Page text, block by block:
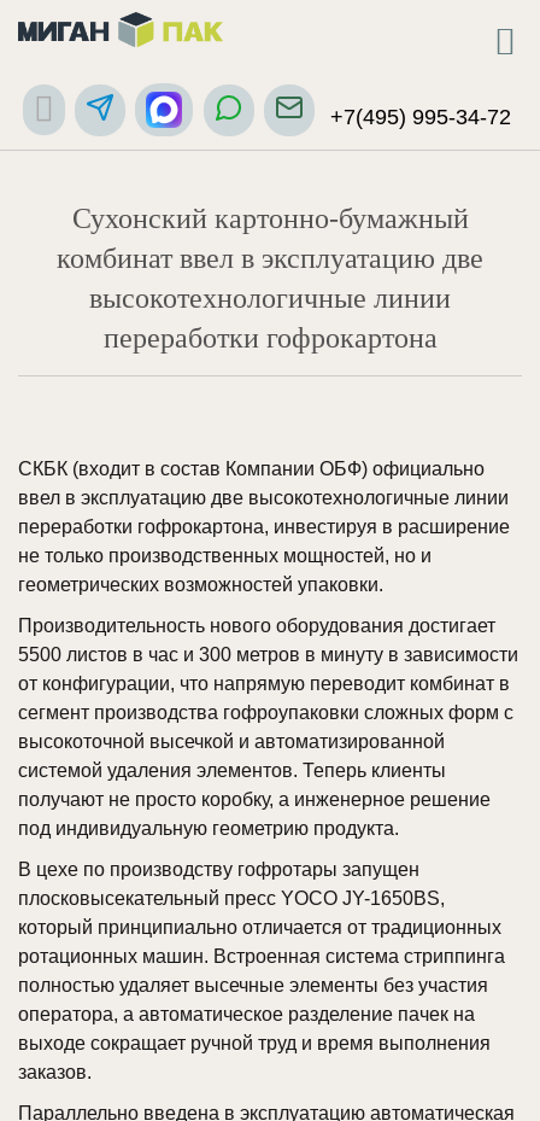
+7(495) 995-34-72
Сухонский картонно-бумажный
комбинат ввел в эксплуатацию две
высокотехнологичные линии
переработки гофрокартона
СКБК (входит в состав Компании ОБФ) официально
ввел в эксплуатацию две высокотехнологичные линии
переработки гофрокартона, инвестируя в расширение
не только производственных мощностей, но и
геометрических возможностей упаковки.
Производительность нового оборудования достигает
5500 листов в час и 300 метров в минуту в зависимости
от конфигурации, что напрямую переводит комбинат в
сегмент производства гофроупаковки сложных форм с
высокоточной высечкой и автоматизированной
системой удаления элементов. Теперь клиенты
получают не просто коробку, а инженерное решение
под индивидуальную геометрию продукта.
В цехе по производству гофротары запущен
плосковысекательный пресс YOCO JY-1650BS,
который принципиально отличается от традиционных
ротационных машин. Встроенная система стриппинга
полностью удаляет высечные элементы без участия
оператора, а автоматическое разделение пачек на
выходе сокращает ручной труд и время выполнения
заказов.
Параллельно введена в эксплуатацию автоматическая